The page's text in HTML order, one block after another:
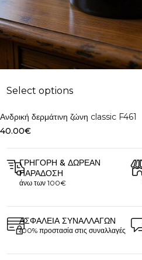
Select options
Ανδρική δερμάτινη ζώνη classic F461
40.00€
ΓΡΉΓΟΡΗ & ΔΩΡΕΆΝ
ΠΑΡΆΔΟΣΗ
άνω των 100€
ΑΣΦΆΛΕΙΑ ΣΥΝΑΛΛΑΓΏΝ
100% προστασία στις συναλλαγές